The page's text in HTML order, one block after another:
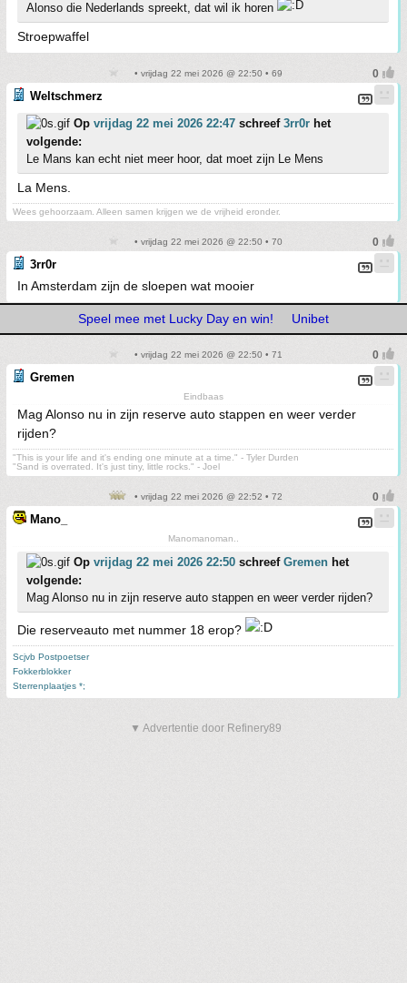
Alonso die Nederlands spreekt, dat wil ik horen
Stroepwaffel
• vrijdag 22 mei 2026 @ 22:50 • 69
Weltschmerz
Op vrijdag 22 mei 2026 22:47 schreef 3rr0r het
volgende:
Le Mans kan echt niet meer hoor, dat moet zijn Le Mens
La Mens.
Wees gehoorzaam. Alleen samen krijgen we de vrijheid eronder.
• vrijdag 22 mei 2026 @ 22:50 • 70
3rr0r
In Amsterdam zijn de sloepen wat mooier
Speel mee met Lucky Day en win! Unibet
• vrijdag 22 mei 2026 @ 22:50 • 71
Gremen
Eindbaas
Mag Alonso nu in zijn reserve auto stappen en weer verder
rijden?
"This is your life and it's ending one minute at a time." - Tyler Durden
"Sand is overrated. It's just tiny, little rocks." - Joel
• vrijdag 22 mei 2026 @ 22:52 • 72
Mano_
Manomanoman..
Op vrijdag 22 mei 2026 22:50 schreef Gremen het
volgende:
Mag Alonso nu in zijn reserve auto stappen en weer verder rijden?
Die reserveauto met nummer 18 erop?
Scjvb Postpoetser
Fokkerblokker
Sterrenplaatjes *;
▼ Advertentie door Refinery89